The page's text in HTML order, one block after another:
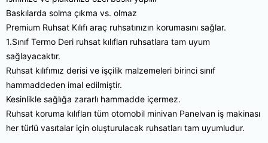
Baskılarda solma çıkma vs. olmaz
Premium Ruhsat Kılıfı araç ruhsatınızın korumasını sağlar.
1.Sınıf Termo Deri ruhsat kılıfları ruhsatlara tam uyum
sağlayacaktır.
Ruhsat kılıfımız derisi ve işçilik malzemeleri birinci sınıf
hammaddeden imal edilmiştir.
Kesinlikle sağlığa zararlı hammadde içermez.
Ruhsat koruma kılıfları tüm otomobil minivan Panelvan iş makinası
her türlü vasıtalar için oluşturulacak ruhsatları tam uyumludur.